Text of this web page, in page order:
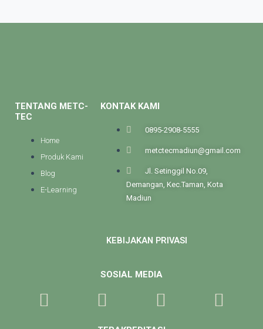
TENTANG METC-
TEC
Home
Produk Kami
Blog
E-Learning
KONTAK KAMI
0895-2908-5555
metctecmadiun@gmail.com
Jl. Setinggil No.09,
Demangan, Kec.Taman, Kota
Madiun
KEBIJAKAN PRIVASI
SOSIAL MEDIA